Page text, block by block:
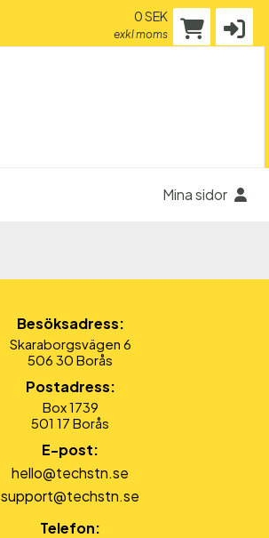
0 SEK
exkl moms
Mina sidor
Besöksadress:
Skaraborgsvägen 6
506 30 Borås
Postadress:
Box 1739
501 17 Borås
E-post:
hello@techstn.se
support@techstn.se
Telefon: